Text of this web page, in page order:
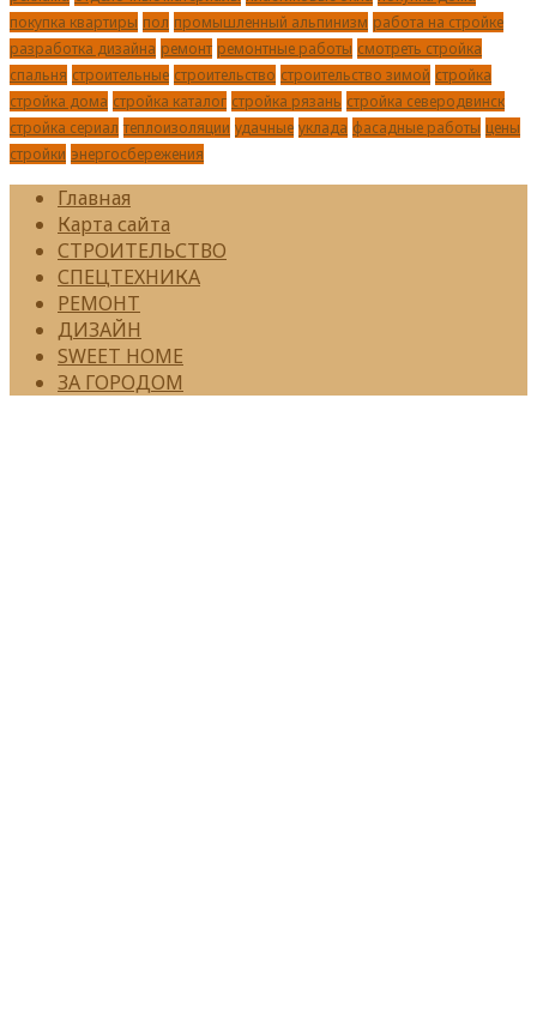
покупка квартиры пол промышленный альпинизм работа на стройке
разработка дизайна ремонт ремонтные работы смотреть стройка
спальня строительные строительство строительство зимой стройка
стройка дома стройка каталог стройка рязань стройка северодвинск
стройка сериал теплоизоляции удачные уклада фасадные работы цены
стройки энергосбережения
Главная
Карта сайта
СТРОИТЕЛЬСТВО
СПЕЦТЕХНИКА
РЕМОНТ
ДИЗАЙН
SWEET HOME
ЗА ГОРОДОМ